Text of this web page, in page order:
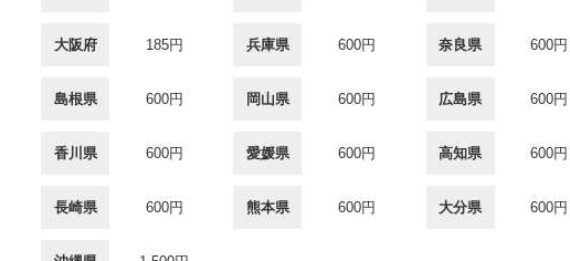
大阪府 185円 兵庫県 600円 奈良県 600円
島根県 600円 岡山県 600円 広島県 600円
香川県 600円 愛媛県 600円 高知県 600円
長崎県 600円 熊本県 600円 大分県 600円